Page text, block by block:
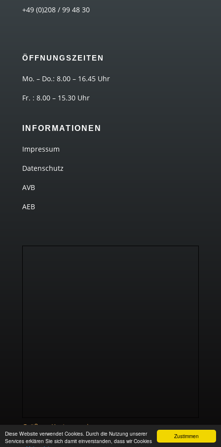
Zustimmen
Diese Website verwendet Cookies. Durch die Nutzung unserer
Services erklären Sie sich damit einverstanden, dass wir Cookies
+49 (0)208 / 99 48 30
ÖFFNUNGSZEITEN
Mo. – Do.: 8.00 – 16.45 Uhr
Fr. : 8.00 – 15.30 Uhr
INFORMATIONEN
Impressum
Datenschutz
AVB
AEB
Größere Karte anzeigen